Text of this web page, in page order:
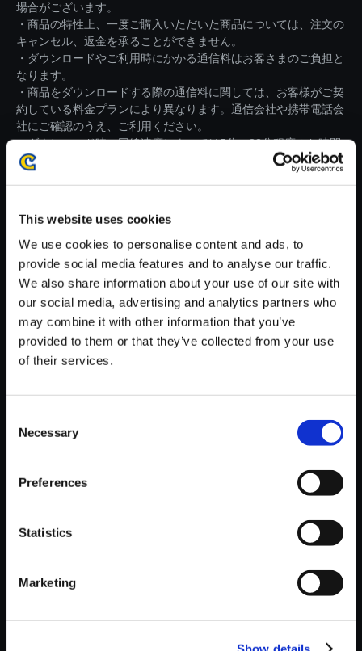
This website uses cookies
We use cookies to personalise content and ads, to
provide social media features and to analyse our traffic.
We also share information about your use of our site with
our social media, advertising and analytics partners who
may combine it with other information that you’ve
provided to them or that they’ve collected from your use
of their services.
Selection
Necessary
Preferences
Statistics
Marketing
場合がございます。
・商品の特性上、一度ご購入いただいた商品については、注文の
キャンセル、返金を承ることができません。
・ダウンロードやご利用時にかかる通信料はお客さまのご負担と
なります。
・商品をダウンロードする際の通信料に関しては、お客様がご契
約している料金プランにより異なります。通信会社や携帯電話会
社にご確認のうえ、ご利用ください。
・ダウンロード時、回線速度によっては5分～83分程度のお時間
がかかる場合がございます。
※ご購入いただいたファイルのダウンロードの際には、通信環境
【単曲】モンスターハンタース
トーリーズ3 ～運命の双竜～
150円